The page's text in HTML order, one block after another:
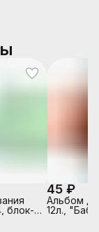
блок-
45 ₽
Альбом д/
12л.,